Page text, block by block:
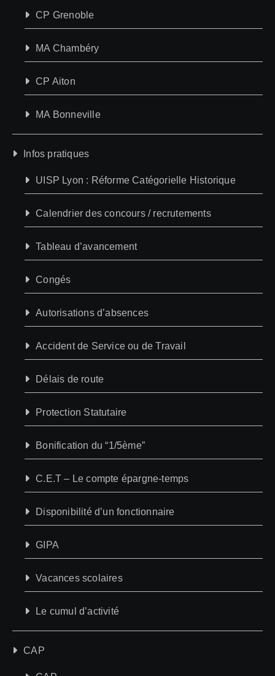
CP Grenoble
MA Chambéry
CP Aiton
MA Bonneville
Infos pratiques
UISP Lyon : Réforme Catégorielle Historique
Calendrier des concours / recrutements
Tableau d’avancement
Congés
Autorisations d’absences
Accident de Service ou de Travail
Délais de route
Protection Statutaire
Bonification du “1/5ème”
C.E.T – Le compte épargne-temps
Disponibilité d’un fonctionnaire
GIPA
Vacances scolaires
Le cumul d’activité
CAP